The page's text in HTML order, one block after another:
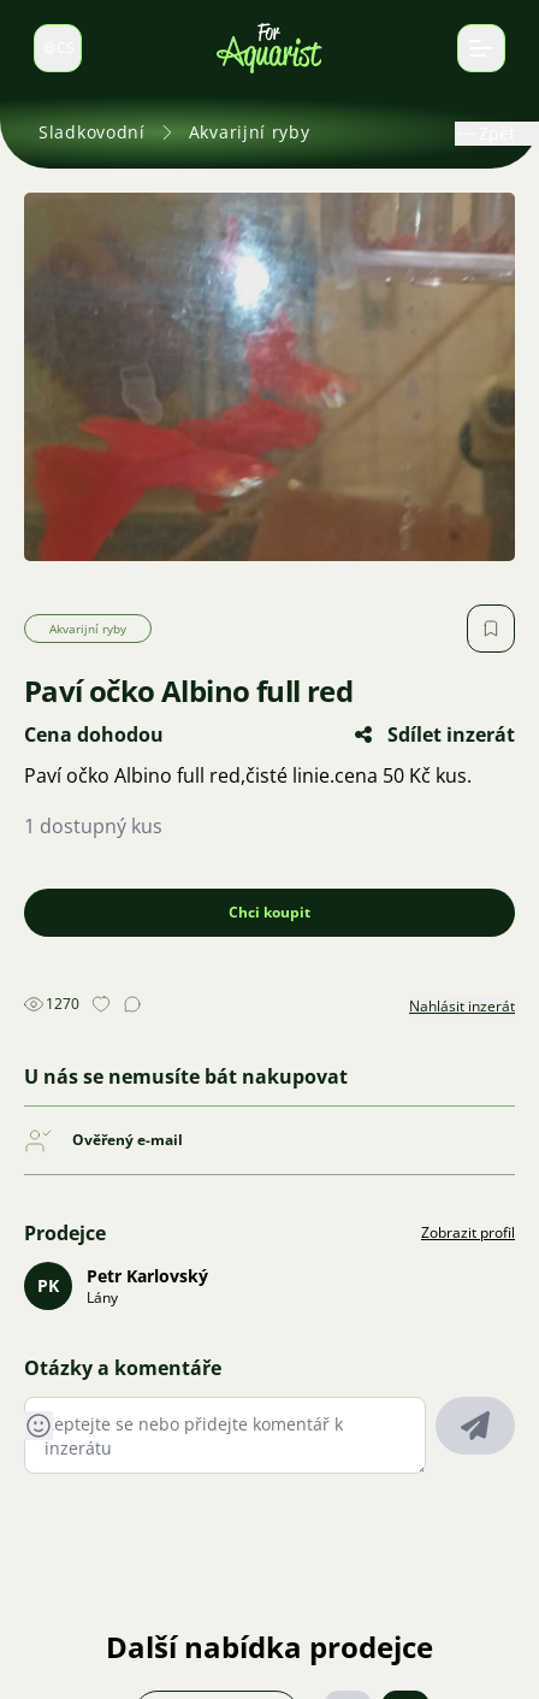
Select language
Sladkovodní Akvarijní ryby
Akvarijní ryby
Paví očko Albino full red
Cena dohodou
Sdílet inzerát
Paví očko Albino full red,čisté linie.cena 50 Kč kus.
1 dostupný kus
Chci koupit
1270 Nahlásit inzerát
U nás se nemusíte bát nakupovat
Ověřený e-mail
Prodejce Zobrazit profil
PK Petr Karlovský
Lány
Otázky a komentáře
Další nabídka prodejce